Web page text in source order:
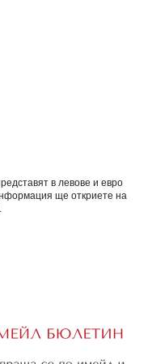
в левове и евро
ще откриете на